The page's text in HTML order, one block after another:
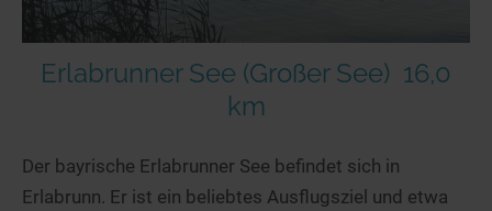
Niederlande
Schweden
Erlabrunner See (Großer See) 16,0
km
Der bayrische Erlabrunner See befindet sich in
Erlabrunn. Er ist ein beliebtes Ausflugsziel und etwa